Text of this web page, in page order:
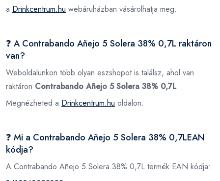
a Drinkcentrum.hu webáruházban vásárolhatja meg.
❓ A Contrabando Añejo 5 Solera 38% 0,7L raktáron
van?
Weboldalunkon több olyan eszshopot is találsz, ahol van
raktáron Contrabando Añejo 5 Solera 38% 0,7L
Megnézheted a Drinkcentrum.hu oldalon.
❓ Mi a Contrabando Añejo 5 Solera 38% 0,7LEAN
kódja?
A Contrabando Añejo 5 Solera 38% 0,7L termék EAN kódja: